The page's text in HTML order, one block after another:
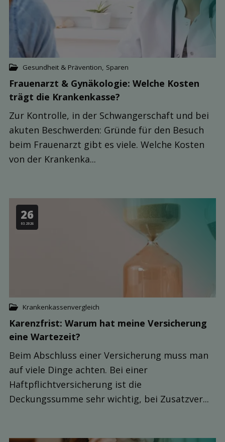
Gesundheit & Prävention Sparen
Frauenarzt & Gynäkologie: Welche Kosten
trägt die Kranken­kasse?
Zur Kontrolle, in der Schwangerschaft und bei
akuten Beschwerden: Gründe für den Besuch
beim Frauenarzt gibt es viele. Welche Kosten
von der Krankenka...
26
03.2026
Krankenkassenvergleich
Karenzfrist: Warum hat meine Ver­sicherung
eine Warte­zeit?
Beim Abschluss einer Versicherung muss man
auf viele Dinge achten. Bei einer
Haftpflichtversicherung ist die
Deckungssumme sehr wichtig, bei Zusatzver...